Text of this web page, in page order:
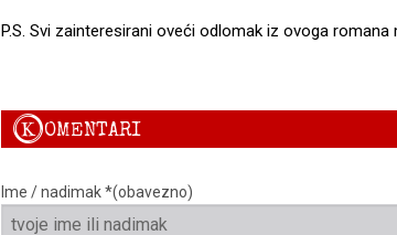
P.S. Svi zainteresirani oveći odlomak iz ovoga
KOMENTARI
Ime / nadimak *(obavezno)